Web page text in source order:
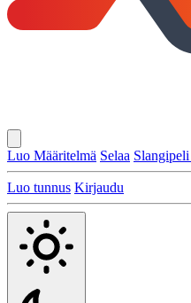
Luo Määritelmä Selaa Slangipeli
Luo tunnus Kirjaudu